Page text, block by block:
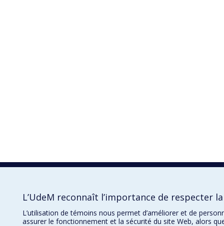
L’UdeM reconnaît l’importance de respecter
L’utilisation de témoins nous permet d’améliorer et de
assurer le fonctionnement et la sécurité du site Web, alors